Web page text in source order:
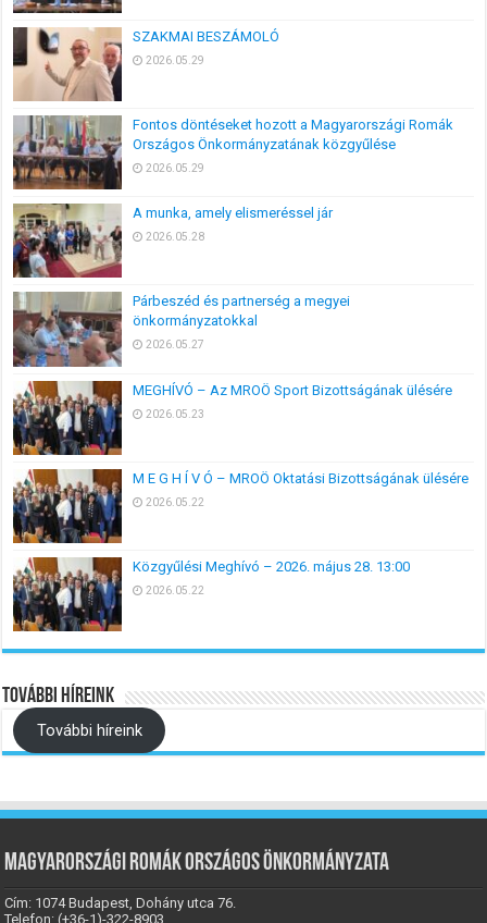
SZAKMAI BESZÁMOLÓ
2026.05.29
Fontos döntéseket hozott a Magyarországi Romák
Országos Önkormányzatának közgyűlése
2026.05.29
A munka, amely elismeréssel jár
2026.05.28
Párbeszéd és partnerség a megyei
önkormányzatokkal
2026.05.27
MEGHÍVÓ – Az MROÖ Sport Bizottságának ülésére
2026.05.23
M E G H Í V Ó – MROÖ Oktatási Bizottságának ülésére
2026.05.22
Közgyűlési Meghívó – 2026. május 28. 13:00
2026.05.22
További híreink
További híreink
Magyarországi Romák Országos Önkormányzata
Cím: 1074 Budapest, Dohány utca 76.
Telefon: (+36-1)-322-8903